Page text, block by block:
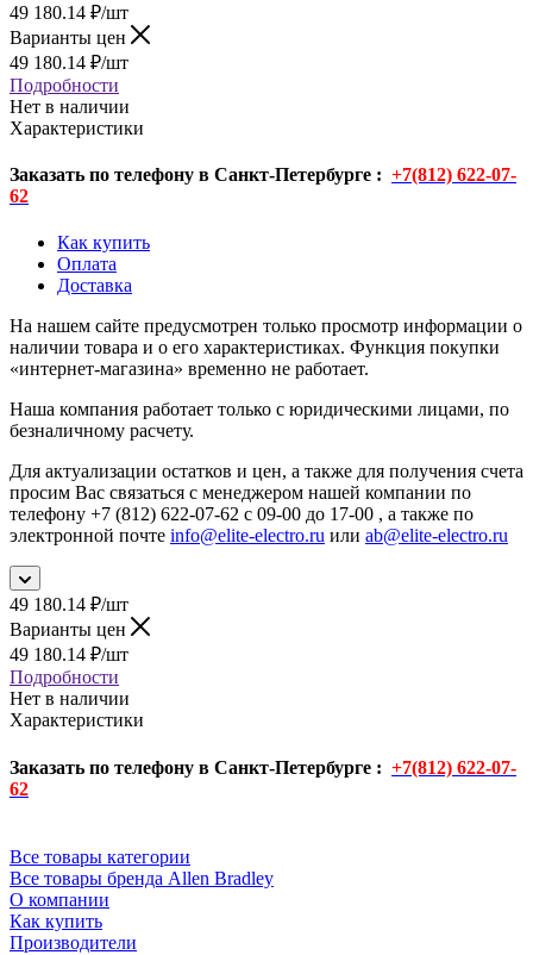
49 180.14 ₽/шт
Варианты цен
49 180.14 ₽/шт
Подробности
Нет в наличии
Характеристики
Заказать по телефону в Санкт-Петербурге : +7(812) 622-07-
62
Как купить
Оплата
Доставка
На нашем сайте предусмотрен только просмотр информации о
наличии товара и о его характеристиках. Функция покупки
«интернет-магазина» временно не работает.
Наша компания работает только с юридическими лицами, по
безналичному расчету.
Для актуализации остатков и цен, а также для получения счета
просим Вас связаться с менеджером нашей компании по
телефону +7 (812) 622-07-62 с 09-00 до 17-00 , а также по
электронной почте info@elite-electro.ru или ab@elite-electro.ru
49 180.14 ₽/шт
Варианты цен
49 180.14 ₽/шт
Подробности
Нет в наличии
Характеристики
Заказать по телефону в Санкт-Петербурге : +7(812) 622-07-
62
Все товары категории
Все товары бренда Allen Bradley
О компании
Как купить
Производители